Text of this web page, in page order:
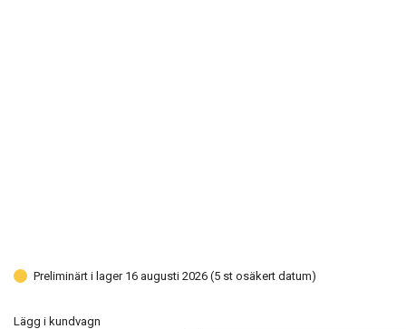
Preliminärt i lager 16 augusti 2026 (5 st osäkert datum)
Lägg i kundvagn